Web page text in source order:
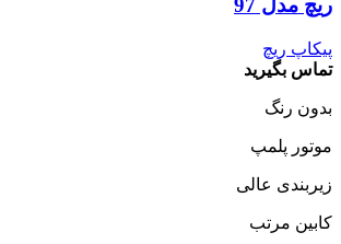
ریچ مدل 97
پیکاپ ریچ
تماس بگیرید
بدون رنگ‌
موتور پلمپ
زیربندی عالی
کابین مرتب